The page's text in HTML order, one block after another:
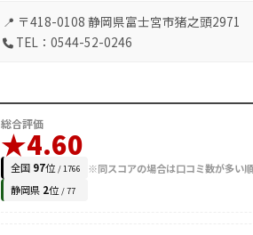
📍 〒418-0108 静岡県富士宮市猪之頭2971
TEL：0544-52-0246
総合評価
★4.60
全国 97位 / 1766
静岡県 2位 / 77
※同スコアの場合は口コミ数が多い